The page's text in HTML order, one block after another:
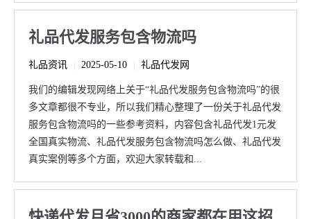
礼品代发服务包含物流吗
礼品资讯 2025-05-10 礼品代发网
我们的编辑发现网络上关于“礼品代发服务包含物流吗”的很
多文章都很不专业，所以我们精心整理了一份关于礼品代发
服务包含物流吗的一些参考资料，内容包含礼品代发1元发
全国真实物流、礼品代发服务包含物流吗怎么做、礼品代发
真实案例等多个方面，欢迎大家转载和...